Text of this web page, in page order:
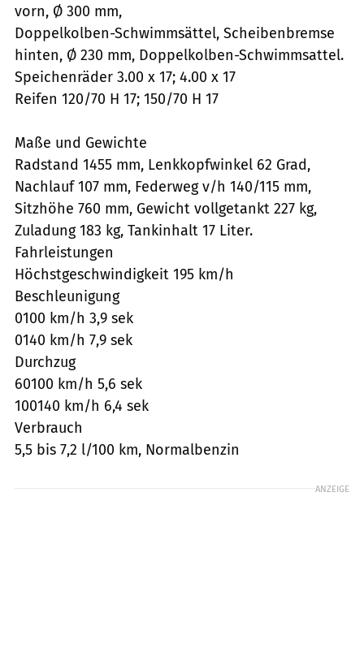
vorn, Ø 300 mm,
Doppelkolben-Schwimmsättel, Scheibenbremse
hinten, Ø 230 mm, Doppelkolben-Schwimmsattel.
Speichenräder 3.00 x 17; 4.00 x 17
Reifen 120/70 H 17; 150/70 H 17
Maße und Gewichte
Radstand 1455 mm, Lenkkopfwinkel 62 Grad,
Nachlauf 107 mm, Federweg v/h 140/115 mm,
Sitzhöhe 760 mm, Gewicht vollgetankt 227 kg,
Zuladung 183 kg, Tankinhalt 17 Liter.
Fahrleistungen
Höchstgeschwindigkeit 195 km/h
Beschleunigung
0100 km/h 3,9 sek
0140 km/h 7,9 sek
Durchzug
60100 km/h 5,6 sek
100140 km/h 6,4 sek
Verbrauch
5,5 bis 7,2 l/100 km, Normalbenzin
ANZEIGE